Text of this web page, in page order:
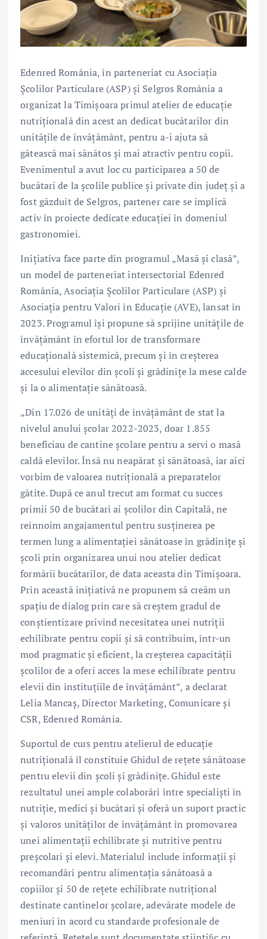
Edenred România, în parteneriat cu Asociația
Școlilor Particulare (ASP) și Selgros România a
organizat la Timișoara primul atelier de educație
nutrițională din acest an dedicat bucătarilor din
unitățile de învățământ, pentru a-i ajuta să
gătească mai sănătos și mai atractiv pentru copii.
Evenimentul a avut loc cu participarea a 50 de
bucătari de la școlile publice și private din județ și a
fost găzduit de Selgros, partener care se implică
activ în proiecte dedicate educației în domeniul
gastronomiei.
Inițiativa face parte din programul „Masă și clasă”,
un model de parteneriat intersectorial Edenred
România, Asociația Școlilor Particulare (ASP) și
Asociația pentru Valori în Educație (AVE), lansat în
2023. Programul își propune să sprijine unitățile de
învățământ în efortul lor de transformare
educațională sistemică, precum și în creșterea
accesului elevilor din școli și grădinițe la mese calde
și la o alimentație sănătoasă.
„Din 17.026 de unități de învățământ de stat la
nivelul anului școlar 2022-2023, doar 1.855
beneficiau de cantine școlare pentru a servi o masă
caldă elevilor. Însă nu neapărat și sănătoasă, iar aici
vorbim de valoarea nutrițională a preparatelor
gătite. După ce anul trecut am format cu succes
primii 50 de bucătari ai școlilor din Capitală, ne
reînnoim angajamentul pentru susținerea pe
termen lung a alimentației sănătoase în grădinițe și
școli prin organizarea unui nou atelier dedicat
formării bucătarilor, de data aceasta din Timișoara.
Prin această inițiativă ne propunem să creăm un
spațiu de dialog prin care să creștem gradul de
conștientizare privind necesitatea unei nutriții
echilibrate pentru copii și să contribuim, într-un
mod pragmatic și eficient, la creșterea capacității
școlilor de a oferi acces la mese echilibrate pentru
elevii din instituțiile de învățământ”, a declarat
Lelia Mancaș, Director Marketing, Comunicare și
CSR, Edenred România.
Suportul de curs pentru atelierul de educație
nutrițională îl constituie Ghidul de rețete sănătoase
pentru elevii din școli și grădinițe. Ghidul este
rezultatul unei ample colaborări între specialiști în
nutriție, medici și bucătari și oferă un suport practic
și valoros unităților de învățământ în promovarea
unei alimentații echilibrate și nutritive pentru
preșcolari și elevi. Materialul include informații și
recomandări pentru alimentația sănătoasă a
copiilor și 50 de rețete echilibrate nutrițional
destinate cantinelor școlare, adevărate modele de
meniuri în acord cu standarde profesionale de